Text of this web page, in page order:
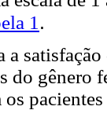
1 .
a
do gênero